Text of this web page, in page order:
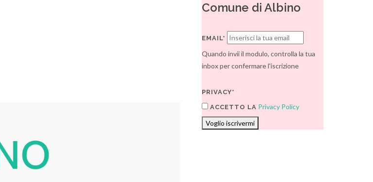
Comune di Albino
EMAIL*
Quando invii il modulo, controlla la tua
inbox per confermare l'iscrizione
PRIVACY*
ACCETTO LA Privacy Policy
Voglio iscrivermi